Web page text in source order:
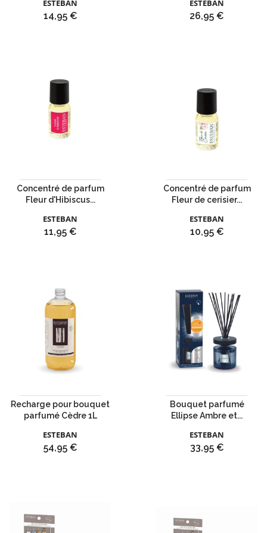
ESTEBAN
Prix
14,95 €
ESTEBAN
Prix
26,95 €
Concentré de parfum
Fleur d'Hibiscus...
ESTEBAN
Prix
11,95 €
Concentré de parfum
Fleur de cerisier...
ESTEBAN
Prix
10,95 €
Recharge pour bouquet
parfumé Cèdre 1L
ESTEBAN
Prix
54,95 €
Bouquet parfumé
Ellipse Ambre et...
ESTEBAN
Prix
33,95 €